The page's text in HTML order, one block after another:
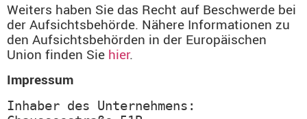
Weiters haben Sie das Recht auf Beschwerde bei
der Aufsichtsbehörde. Nähere Informationen zu
den Aufsichtsbehörden in der Europäischen
Union finden Sie hier.
Impressum
Inhaber des Unternehmens: